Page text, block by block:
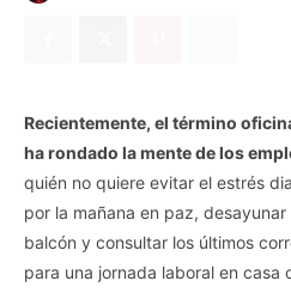
Recientemente, el término
ha rondado la mente de los
quién no quiere evitar el estrés
por la mañana en paz,
balcón y consultar los últimos
para una jornada laboral en casa